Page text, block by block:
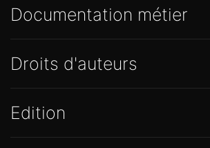
Documentation métier
Droits d'auteurs
Edition